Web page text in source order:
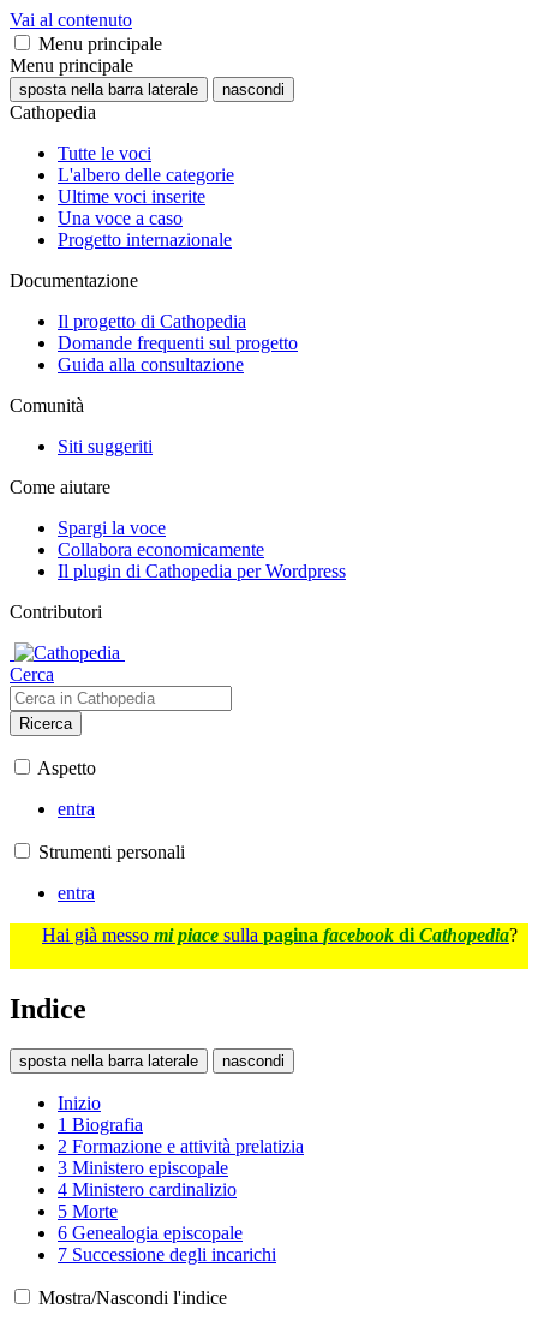
Vai al contenuto
Menu principale
Menu principale
sposta nella barra laterale nascondi
Cathopedia
Tutte le voci
L'albero delle categorie
Ultime voci inserite
Una voce a caso
Progetto internazionale
Documentazione
Il progetto di Cathopedia
Domande frequenti sul progetto
Guida alla consultazione
Comunità
Siti suggeriti
Come aiutare
Spargi la voce
Collabora economicamente
Il plugin di Cathopedia per Wordpress
Contributori
Cerca
Ricerca
Aspetto
entra
Strumenti personali
entra
Hai già messo mi piace sulla pagina facebook di Cathopedia?
Indice
sposta nella barra laterale nascondi
Inizio
1 Biografia
2 Formazione e attività prelatizia
3 Ministero episcopale
4 Ministero cardinalizio
5 Morte
6 Genealogia episcopale
7 Successione degli incarichi
Mostra/Nascondi l'indice